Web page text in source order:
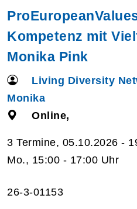
Kompetenz mit
Monika Pink
Living Diversity
Monika
Online,
3 Termine, 05.10.2026 -
Mo., 15:00 - 17:00 Uhr
26-3-01153